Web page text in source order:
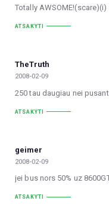
Totally AWSOME!(scare)(i)
ATSAKYTI
TheTruth
2008-02-09
250 tau daugiau nei
ATSAKYTI
geimer
2008-02-09
jei bus nors 50% uz
ATSAKYTI